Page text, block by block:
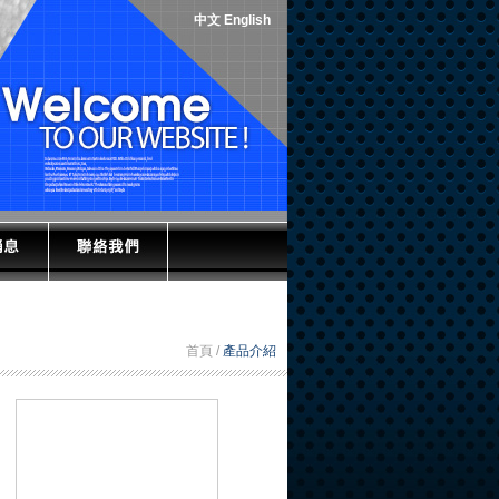
中文 English
首頁 / 產品介紹